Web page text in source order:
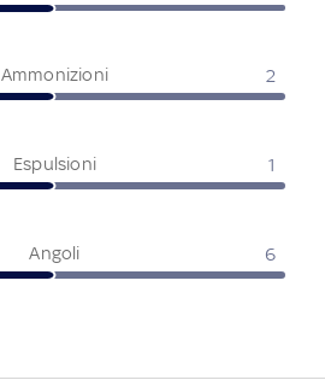
Ammonizioni 2
Espulsioni 1
Angoli 6